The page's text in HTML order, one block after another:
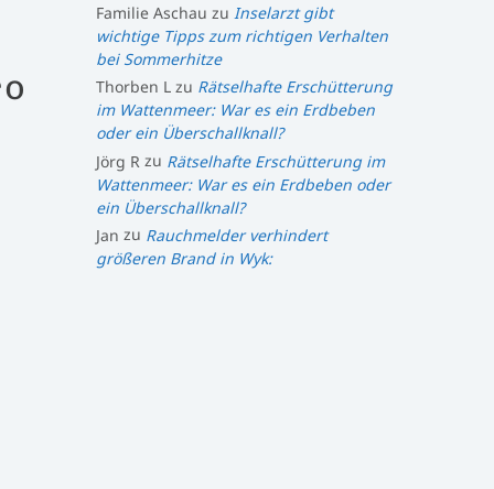
Familie Aschau zu Inselarzt gibt
wichtige Tipps zum richtigen Verhalten
bei Sommerhitze
Thorben Lzu Rätselhafte Erschütterung
im Wattenmeer: War es ein Erdbeben
oder ein Überschallknall?
Jörg R zu Rätselhafte Erschütterung im
Wattenmeer: War es ein Erdbeben oder
ein Überschallknall?
Jan zu Rauchmelder verhindert
größeren Brand in Wyk: